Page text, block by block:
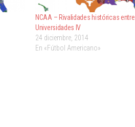
NCAA – Rivalidades históricas entre
Universidades IV
24 diciembre, 2014
En «Fútbol Americano»